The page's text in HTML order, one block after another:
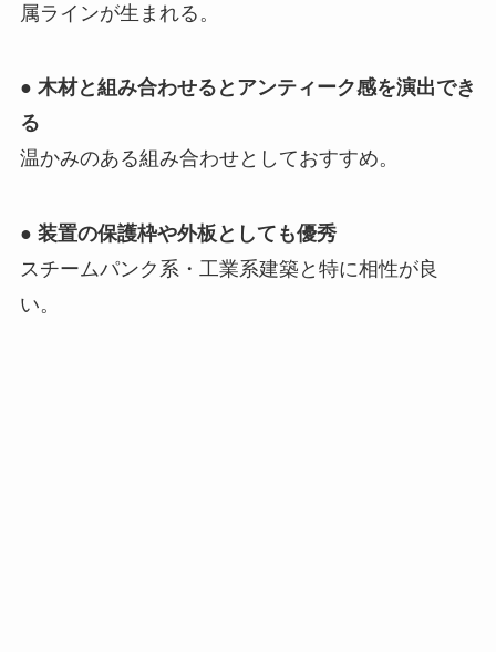
属ラインが生まれる。
● 木材と組み合わせるとアンティーク感を演出でき
る
温かみのある組み合わせとしておすすめ。
● 装置の保護枠や外板としても優秀
スチームパンク系・工業系建築と特に相性が良
い。